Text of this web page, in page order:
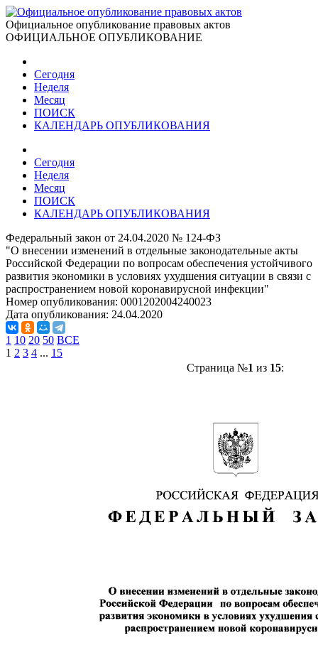
Официальное опубликование правовых актов
ОФИЦИАЛЬНОЕ ОПУБЛИКОВАНИЕ
Сегодня
Неделя
Месяц
ПОИСК
КАЛЕНДАРЬ ОПУБЛИКОВАНИЯ
Сегодня
Неделя
Месяц
ПОИСК
КАЛЕНДАРЬ ОПУБЛИКОВАНИЯ
Федеральный закон от 24.04.2020 № 124-ФЗ
"О внесении изменений в отдельные законодательные акты
Российской Федерации по вопросам обеспечения устойчивого
развития экономики в условиях ухудшения ситуации в связи с
распространением новой коронавирусной инфекции"
Номер опубликования: 0001202004240023
Дата опубликования: 24.04.2020
1 10 20 50 ВСЕ
1 2 3 4 ... 15
Страница №1 из 15: